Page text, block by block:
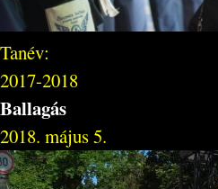
Tanév:
2017-2018
Ballagás
2018. május 5.